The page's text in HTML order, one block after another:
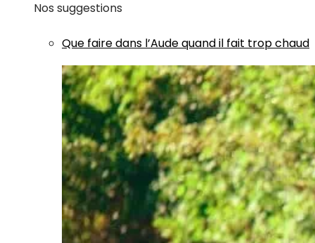
Nos suggestions
Que faire dans l’Aude quand il fait trop chaud